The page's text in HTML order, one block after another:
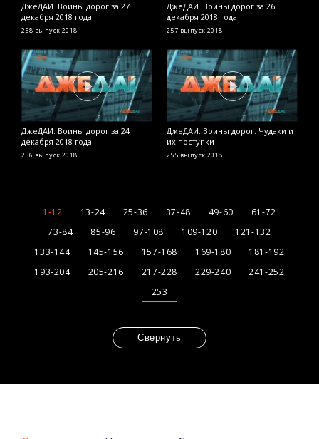
ДжеДАИ. Воины дорог за 27
декабря 2018 года
258 выпуск 2018
ДжеДАИ. Воины дорог за 26
декабря 2018 года
257 выпуск 2018
ДжеДАИ. Воины дорог за 24
декабря 2018 года
256 выпуск 2018
ДжеДАИ. Воины дорог. Чудаки и
их поступки
255 выпуск 2018
1-12 13-24 25-36 37-48 49-60
61-72
73-84
85-96 97-108 109-120
121-132
133-144
145-156 157-168 169-180
181-192
193-204
205-216 217-228 229-240
241-252
253
Свернуть